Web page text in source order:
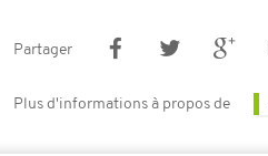
Partager
Plus d'informations à propos de